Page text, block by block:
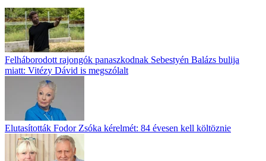
Felháborodott rajongók panaszkodnak Sebestyén Balázs bulija
miatt: Vitézy Dávid is megszólalt
Elutasították Fodor Zsóka kérelmét: 84 évesen kell költöznie